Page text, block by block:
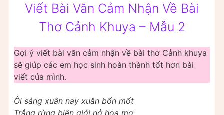
Viết Bài Văn Cảm Nhận Về Bài
Thơ Cảnh Khuya – Mẫu 2
Gợi ý viết bài văn cảm nhận về bài thơ Cảnh khuya
sẽ giúp các em học sinh hoàn thành tốt hơn bài
viết của mình.
Ôi sáng xuân nay xuân bốn mốt
Trắng rừng biên giới nở hoa mơ